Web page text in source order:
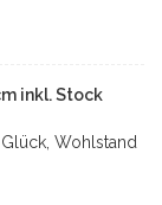
inkl. Stock
Wohlstand